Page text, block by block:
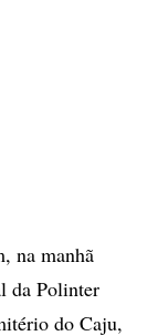
na manhã
da Polinter
do Caju,